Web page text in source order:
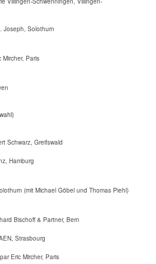
Joseph, Solothurn
Paris
Schwarz, Greifswald
Hamburg
(mit Michael Göbel und Thomas Piehl)
Bischoff & Partner, Bern
Strasbourg
Eric Mircher, Paris